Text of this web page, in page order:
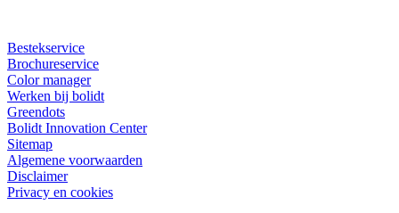
Bestekservice
Brochureservice
Color manager
Werken bij bolidt
Greendots
Bolidt Innovation Center
Sitemap
Algemene voorwaarden
Disclaimer
Privacy en cookies